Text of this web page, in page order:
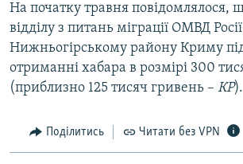
На початку травня повідомлялося,
відділу з питань міграції ОМВД
Нижньогірському району Криму
отриманні хабара в розмірі 300
(приблизно 125 тисяч гривень – КР).
Поділитись Читати без VPN